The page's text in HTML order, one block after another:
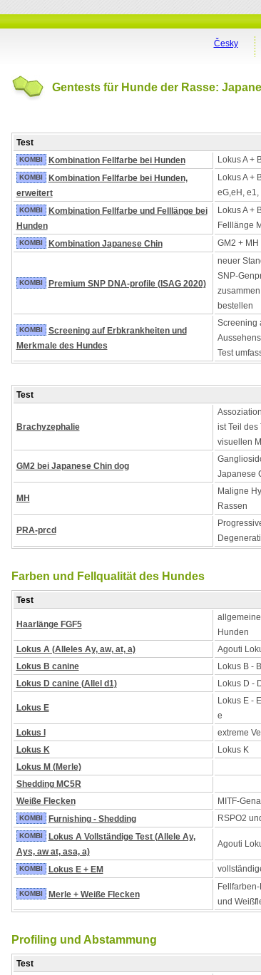
Česky
Gentests für Hunde der Rasse:
Test
KOMBI Kombination Fellfarbe bei Hunden Lokus A +
KOMBI
Kombination Fellfarbe bei Hunden,
erweitert
Lokus A +
eG,eH, e1,
KOMBI
Kombination Fellfarbe und Felllänge bei
Hunden
Lokus A +
Felllänge
KOMBI Kombination Japanese Chin GM2 + MH
KOMBI Premium SNP DNA-profile (ISAG 2020)
neuer
SNP-
bestellen
KOMBI
Screening auf Erbkrankheiten und
Merkmale des Hundes
Screening
Test
Test
Brachyzephalie
ist Teil des
visuellen
GM2 bei Japanese Chin dog
Japanese
MH
Maligne
Rassen
PRA-prcd
Farben und Fellqualität des Hundes
Test
Haarlänge FGF5
Hunden
Lokus A (Alleles Ay, aw, at, a) Agouti
Lokus B canine
Lokus B -
Lokus D canine (Allel d1)
Lokus D -
Lokus E
Lokus E -
e
Lokus I extreme
Lokus K
Lokus K
Lokus M (Merle)
Shedding MC5R
Weiße Flecken
MITF-
KOMBI Furnishing - Shedding RSPO2
KOMBI
Lokus A Vollständige Test (Allele Ay,
Ays, aw at, asa, a)
Agouti
KOMBI Lokus E + EM
KOMBI Merle + Weiße Flecken
und
Profiling und Abstammung
Test